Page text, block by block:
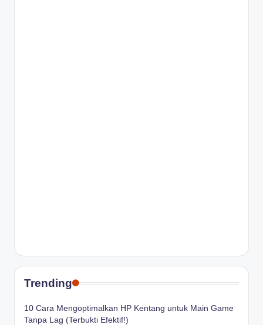
Trending
10 Cara Mengoptimalkan HP Kentang untuk Main Game
Tanpa Lag (Terbukti Efektif!)